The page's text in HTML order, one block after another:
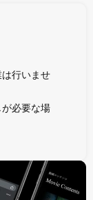
行いませ
必要な場